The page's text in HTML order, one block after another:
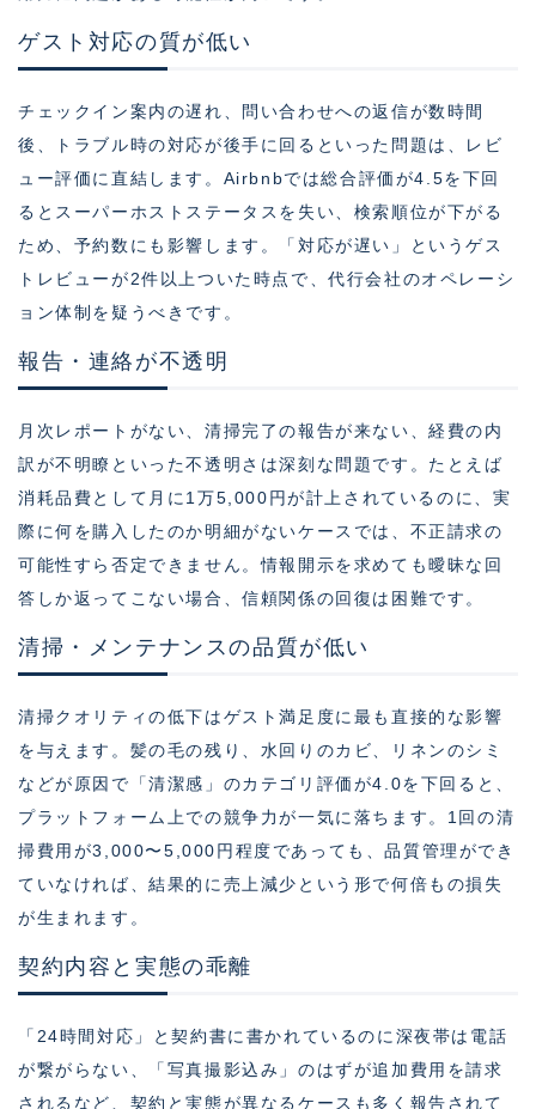
ゲスト対応の質が低い
チェックイン案内の遅れ、問い合わせへの返信が数時間
後、トラブル時の対応が後手に回るといった問題は、レビ
ュー評価に直結します。Airbnbでは総合評価が4.5を下回
るとスーパーホストステータスを失い、検索順位が下がる
ため、予約数にも影響します。「対応が遅い」というゲス
トレビューが2件以上ついた時点で、代行会社のオペレーシ
ョン体制を疑うべきです。
報告・連絡が不透明
月次レポートがない、清掃完了の報告が来ない、経費の内
訳が不明瞭といった不透明さは深刻な問題です。たとえば
消耗品費として月に1万5,000円が計上されているのに、実
際に何を購入したのか明細がないケースでは、不正請求の
可能性すら否定できません。情報開示を求めても曖昧な回
答しか返ってこない場合、信頼関係の回復は困難です。
清掃・メンテナンスの品質が低い
清掃クオリティの低下はゲスト満足度に最も直接的な影響
を与えます。髪の毛の残り、水回りのカビ、リネンのシミ
などが原因で「清潔感」のカテゴリ評価が4.0を下回ると、
プラットフォーム上での競争力が一気に落ちます。1回の清
掃費用が3,000〜5,000円程度であっても、品質管理ができ
ていなければ、結果的に売上減少という形で何倍もの損失
が生まれます。
契約内容と実態の乖離
「24時間対応」と契約書に書かれているのに深夜帯は電話
が繋がらない、「写真撮影込み」のはずが追加費用を請求
されるなど、契約と実態が異なるケースも多く報告されて